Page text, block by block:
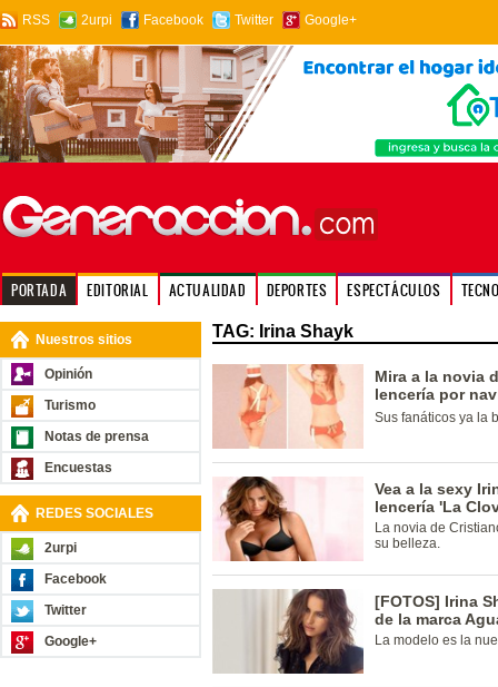
RSS 2urpi Facebook Twitter Google+
PORTADA EDITORIAL ACTUALIDAD DEPORTES ESPECTÁCULOS
Nuestros sitios
Opinión
Turismo
Notas de prensa
Encuestas
REDES SOCIALES
2urpi
Facebook
Twitter
Google+
TAG: Irina Shayk
Mira a la novia
lencería por
Sus fanáticos ya la
Vea a la sexy
lencería 'La
La novia de
su belleza.
[FOTOS] Irina
de la marca
La modelo es la